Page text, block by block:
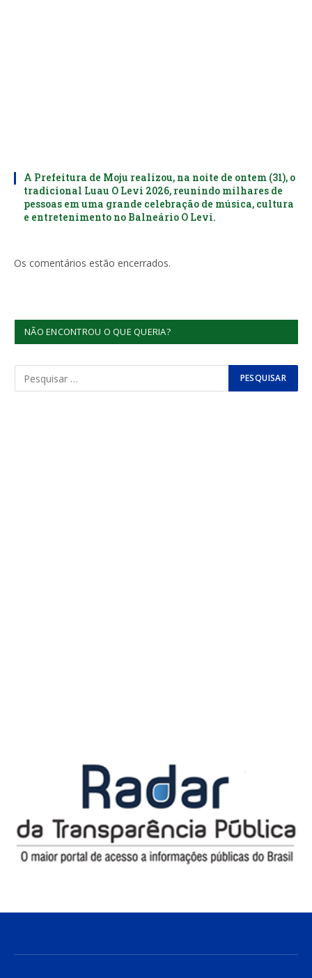
A Prefeitura de Moju realizou, na noite de ontem (31), o
tradicional Luau O Levi 2026, reunindo milhares de
pessoas em uma grande celebração de música, cultura
e entretenimento no Balneário O Levi.
Os comentários estão encerrados.
NÃO ENCONTROU O QUE QUERIA?